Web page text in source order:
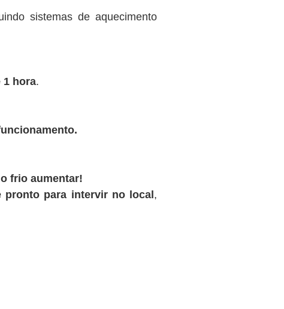
sistemas de aquecimento
1 hora.
frio aumentar!
para intervir no local ,